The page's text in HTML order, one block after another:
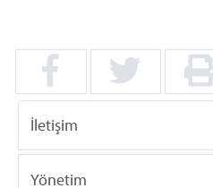
İletişim
Yönetim